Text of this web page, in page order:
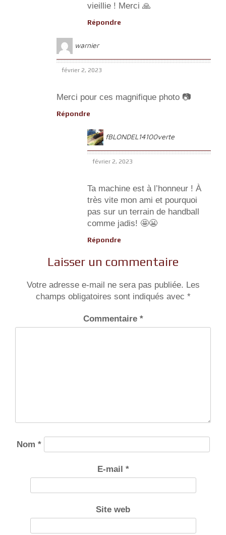
vieillie ! Merci 🙏
Répondre
warnier
février 2, 2023
Merci pour ces magnifique photo 📷
Répondre
fBLONDEL14100verte
février 2, 2023
Ta machine est à l’honneur ! À
très vite mon ami et pourquoi
pas sur un terrain de handball
comme jadis! 🤩😬
Répondre
Laisser un commentaire
Votre adresse e-mail ne sera pas publiée. Les
champs obligatoires sont indiqués avec *
Commentaire *
Nom *
E-mail *
Site web